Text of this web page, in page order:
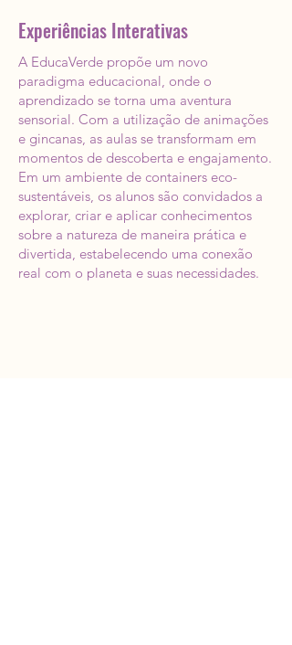
Experiências Interativas
A EducaVerde propõe um novo
paradigma educacional, onde o
aprendizado se torna uma aventura
sensorial. Com a utilização de animações
e gincanas, as aulas se transformam em
momentos de descoberta e engajamento.
Em um ambiente de containers eco-
sustentáveis, os alunos são convidados a
explorar, criar e aplicar conhecimentos
sobre a natureza de maneira prática e
divertida, estabelecendo uma conexão
real com o planeta e suas necessidades.